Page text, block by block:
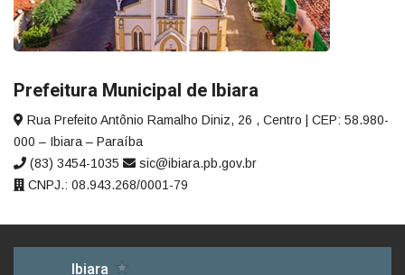
Prefeitura Municipal de Ibiara
Rua Prefeito Antônio Ramalho Diniz, 26 , Centro | CEP: 58.980-
000 – Ibiara – Paraíba
(83) 3454-1035
sic@ibiara.pb.gov.br
CNPJ.: 08.943.268/0001-79